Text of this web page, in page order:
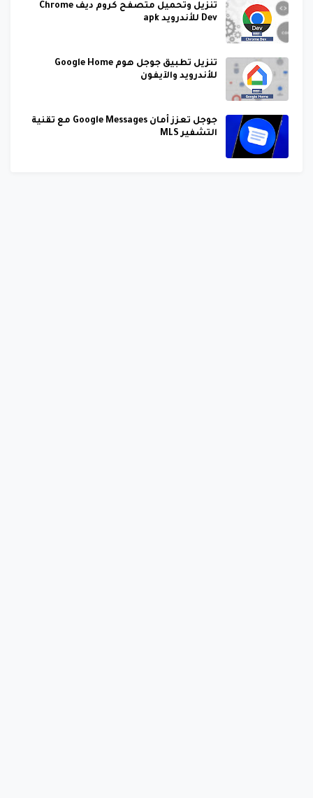
تنزيل وتحميل متصفح كروم ديف Chrome
Dev للأندرويد apk
تنزيل تطبيق جوجل هوم Google Home
للأندرويد والآيفون
جوجل تعزز أمان Google Messages مع تقنية
التشفير MLS